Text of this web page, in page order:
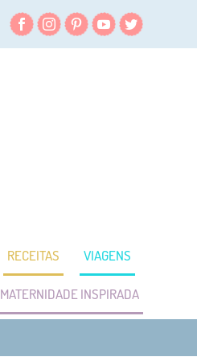
FacebookInstagram
PinterestYouTube
Twitter
RECEITAS VIAGENS
MATERNIDADE INSPIRADA